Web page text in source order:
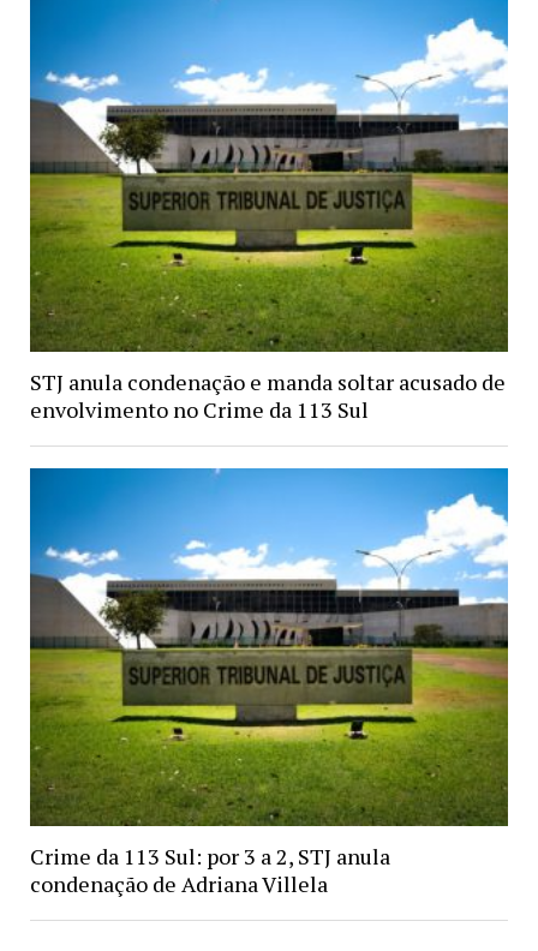
STJ anula condenação e manda soltar acusado de
envolvimento no Crime da 113 Sul
Crime da 113 Sul: por 3 a 2, STJ anula
condenação de Adriana Villela